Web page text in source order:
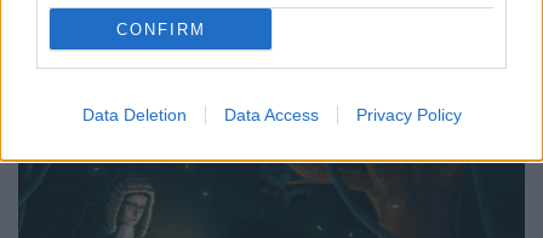
CONFIRM
Data Deletion Data Access Privacy Policy
ΠΕΡΙΣΣΌΤΕΡΑ ...